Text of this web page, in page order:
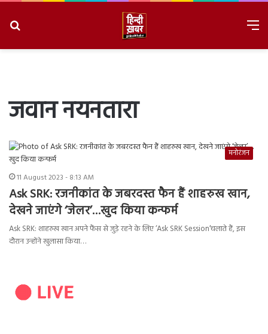
जवान नयनतारा
मनोरंजन
11 August 2023 - 8:13 AM
Ask SRK: रजनीकांत के जबरदस्त फैन हैं शाहरुख खान,
देखने जाएंगे ‘जेलर’…खुद किया कन्फर्म
Ask SRK: शाहरुख खान अपने फैंस से जुड़े रहने के लिए ‘Ask SRK Session’चलाते हैं, इस
दौरान उन्होंने खुलासा किया…